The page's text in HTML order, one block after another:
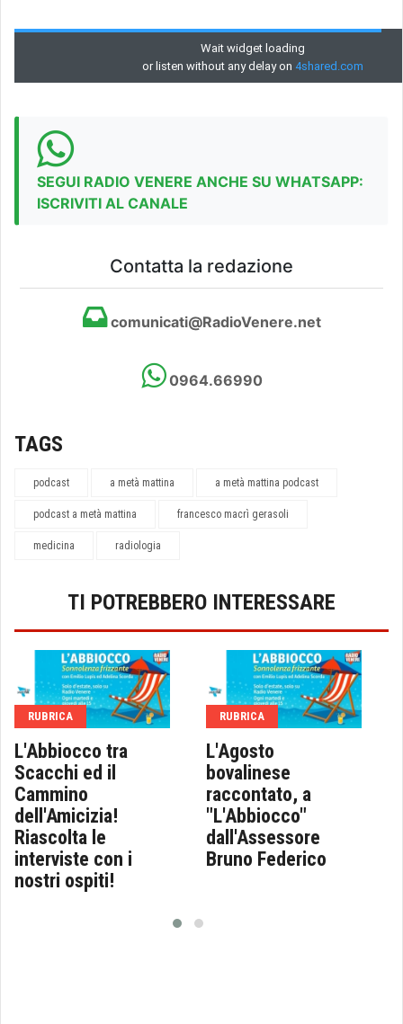
SEGUI RADIO VENERE ANCHE SU WHATSAPP:
ISCRIVITI AL CANALE
Contatta la redazione
comunicati@RadioVenere.net
0964.66990
TAGS
podcast a metà mattina a metà mattina podcast
podcast a metà mattina francesco macrì gerasoli
medicina radiologia
TI POTREBBERO INTERESSARE
RUBRICA
L'Abbiocco tra
Scacchi ed il
Cammino
dell'Amicizia!
Riascolta le
interviste con i
nostri ospiti!
RUBRICA
L'Agosto
bovalinese
raccontato, a
"L'Abbiocco"
dall'Assessore
Bruno Federico